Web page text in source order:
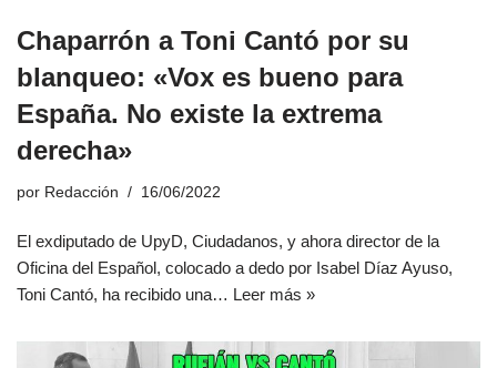
Chaparrón a Toni Cantó por su
blanqueo: «Vox es bueno para
España. No existe la extrema
derecha»
por Redacción 16/06/2022
El exdiputado de UpyD, Ciudadanos, y ahora director de la
Oficina del Español, colocado a dedo por Isabel Díaz Ayuso,
Toni Cantó, ha recibido una… Leer más »